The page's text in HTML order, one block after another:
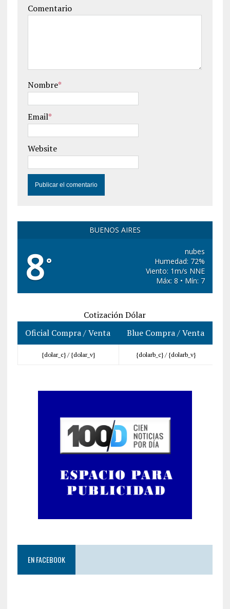
Comentario
Nombre*
Email*
Website
BUENOS AIRES
8°
nubes
Humedad: 72%
Viento: 1m/s NNE
Máx: 8 • Mín: 7
Cotización Dólar
Oficial Compra / Venta
Blue Compra / Venta
{dolar_c} / {dolar_v} {dolarb_c} / {dolarb_v}
EN FACEBOOK